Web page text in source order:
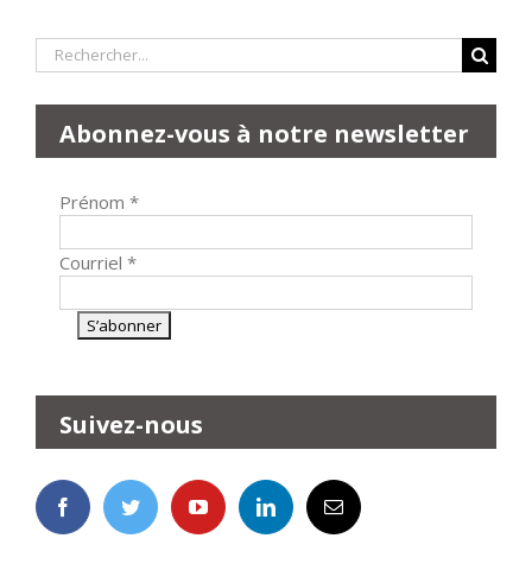
Rechercher:
Abonnez-vous à notre newsletter
Prénom *
Courriel *
Suivez-nous